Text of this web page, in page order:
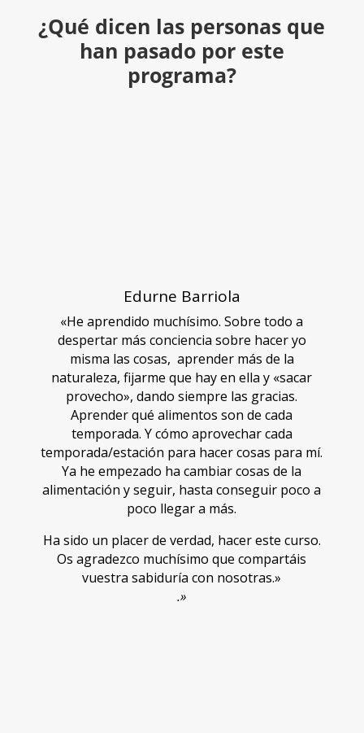
¿Qué dicen las personas que
han pasado por este
programa?
Edurne Barriola
«He aprendido muchísimo. Sobre todo a
despertar más conciencia sobre hacer yo
misma las cosas, aprender más de la
naturaleza, fijarme que hay en ella y «sacar
provecho», dando siempre las gracias.
Aprender qué alimentos son de cada
temporada. Y cómo aprovechar cada
temporada/estación para hacer cosas para mí.
Ya he empezado ha cambiar cosas de la
alimentación y seguir, hasta conseguir poco a
poco llegar a más.
Ha sido un placer de verdad, hacer este curso.
Os agradezco muchísimo que compartáis
vuestra sabiduría con nosotras.»
.»